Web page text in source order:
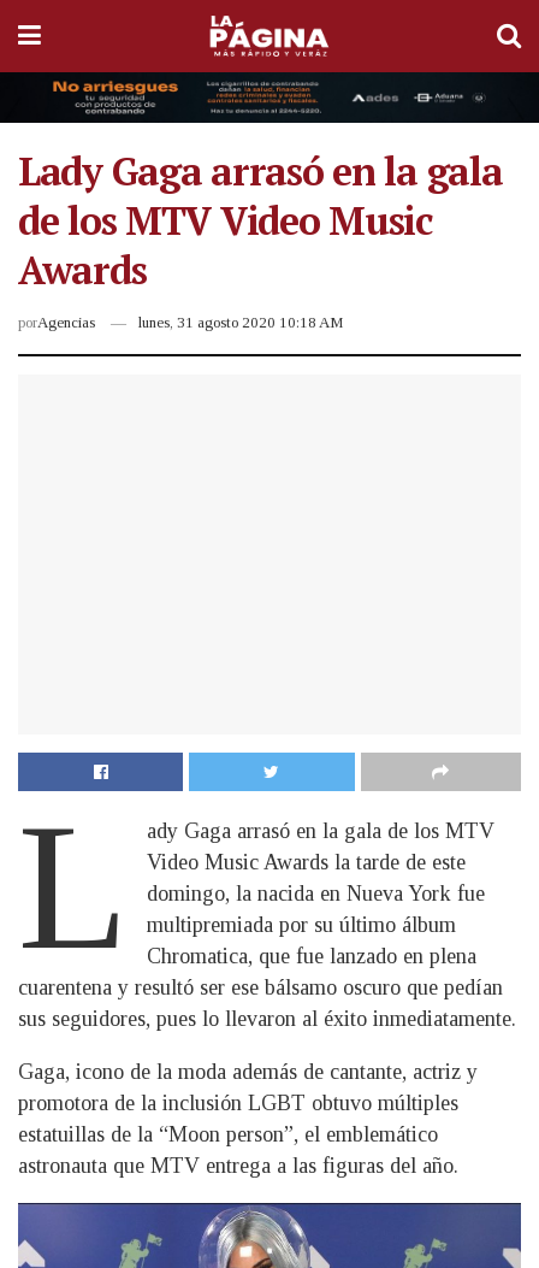
Lady Gaga arrasó en la gala
de los MTV Video Music
Awards
porAgencias lunes, 31 agosto 2020 10:18 AM
L
ady Gaga arrasó en la gala de los MTV
Video Music Awards la tarde de este
domingo, la nacida en Nueva York fue
multipremiada por su último álbum
Chromatica, que fue lanzado en plena
cuarentena y resultó ser ese bálsamo oscuro que pedían
sus seguidores, pues lo llevaron al éxito inmediatamente.
Gaga, icono de la moda además de cantante, actriz y
promotora de la inclusión LGBT obtuvo múltiples
estatuillas de la “Moon person”, el emblemático
astronauta que MTV entrega a las figuras del año.